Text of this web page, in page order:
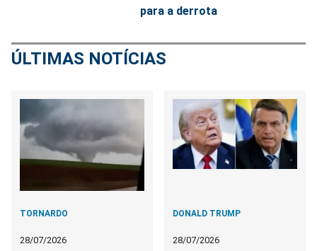
para a derrota
ÚLTIMAS NOTÍCIAS
TORNARDO
28/07/2026
DONALD TRUMP
28/07/2026